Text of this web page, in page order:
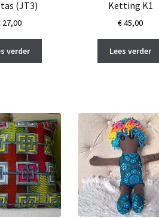
(JT3)
27,00
verder
Ketting K1
€45,00
Lees verder